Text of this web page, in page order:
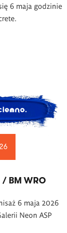
6 maja godzinie
BM WRO
6 maja 2026
Neon ASP